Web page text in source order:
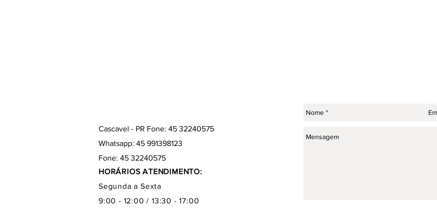
Cascavel - PR Fone: 45 32240575
Whatsapp: 45 991398123
Fone: 45 32240575
HORÁRIOS ATENDIMENTO:
Segunda a Sexta
9:00 - 12:00 / 13:30 - 17:00